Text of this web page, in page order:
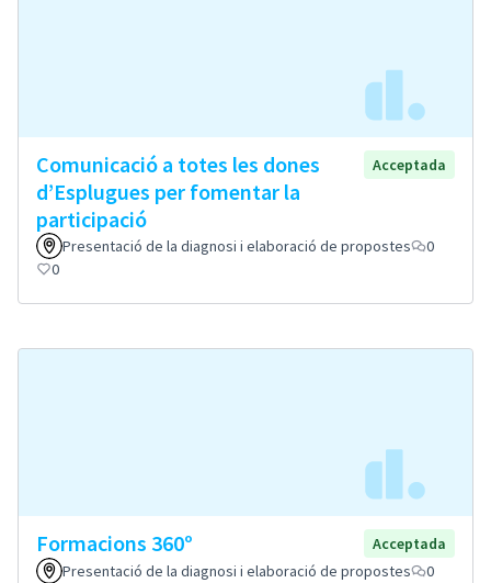
Comunicació a totes les dones
d’Esplugues per fomentar la
participació
Acceptada
Presentació de la diagnosi i elaboració de propostes
0
0
Formacions 360º
Acceptada
Presentació de la diagnosi i elaboració de propostes
0